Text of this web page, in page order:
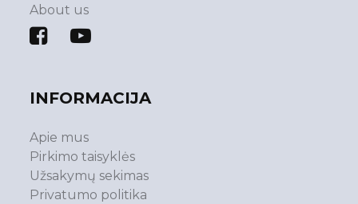
About us
INFORMACIJA
Apie mus
Pirkimo taisyklės
Užsakymų sekimas
Privatumo politika